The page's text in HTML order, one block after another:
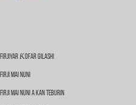
Firjiyar Ƙofar Gilashi
Firji Mai Nuni
Firji Mai Nuni A Kan Teburin